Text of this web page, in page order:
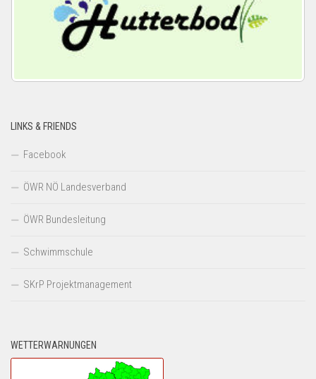
LINKS & FRIENDS
Facebook
ÖWR NÖ Landesverband
ÖWR Bundesleitung
Schwimmschule
SKrP Projektmanagement
WETTERWARNUNGEN